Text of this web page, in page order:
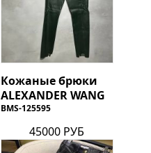
Кожаные брюки
ALEXANDER WANG
BMS-125595
45000 РУБ